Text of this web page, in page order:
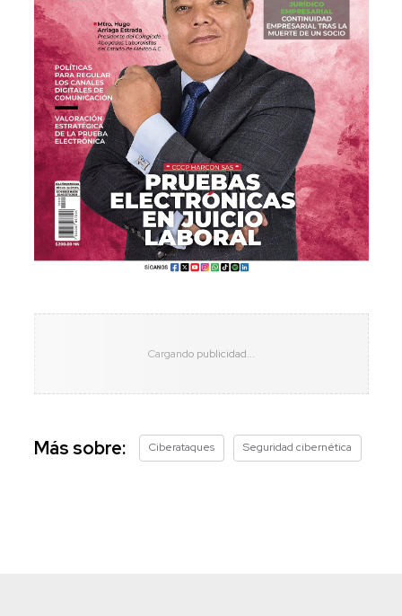
Más sobre: Ciberataques Seguridad cibernética